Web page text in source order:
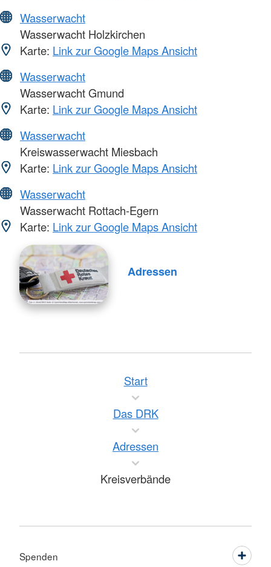
Wasserwacht
Wasserwacht Holzkirchen
Karte: Link zur Google Maps Ansicht
Wasserwacht
Wasserwacht Gmund
Karte: Link zur Google Maps Ansicht
Wasserwacht
Kreiswasserwacht Miesbach
Karte: Link zur Google Maps Ansicht
Wasserwacht
Wasserwacht Rottach-Egern
Karte: Link zur Google Maps Ansicht
Adressen
Start
Das DRK
Adressen
Kreisverbände
Spenden